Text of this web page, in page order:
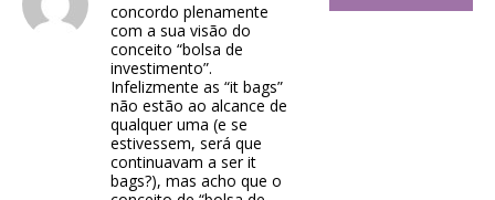
concordo plenamente
com a sua visão do
conceito “bolsa de
investimento”.
Infelizmente as “it bags”
não estão ao alcance de
qualquer uma (e se
estivessem, será que
continuavam a ser it
bags?), mas acho que o